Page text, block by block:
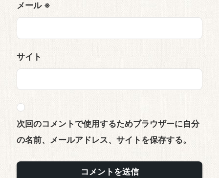
メール ※
サイト
次回のコメントで使用するためブラウザーに自分
の名前、メールアドレス、サイトを保存する。